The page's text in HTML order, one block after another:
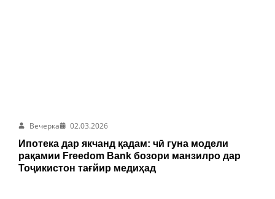
Вечерка
02.03.2026
Ипотека дар якчанд қадам: чӣ гуна модели
рақамии Freedom Bank бозори манзилро дар
Тоҷикистон тағйир медиҳад